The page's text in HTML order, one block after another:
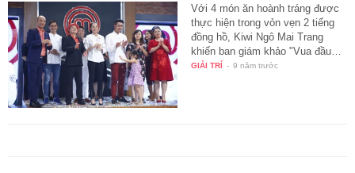
Với 4 món ăn hoành tráng được
thực hiện trong vỏn vẹn 2 tiếng
đồng hồ, Kiwi Ngô Mai Trang
khiến ban giám khảo "Vua đầu…
GIẢI TRÍ - 9 năm trước